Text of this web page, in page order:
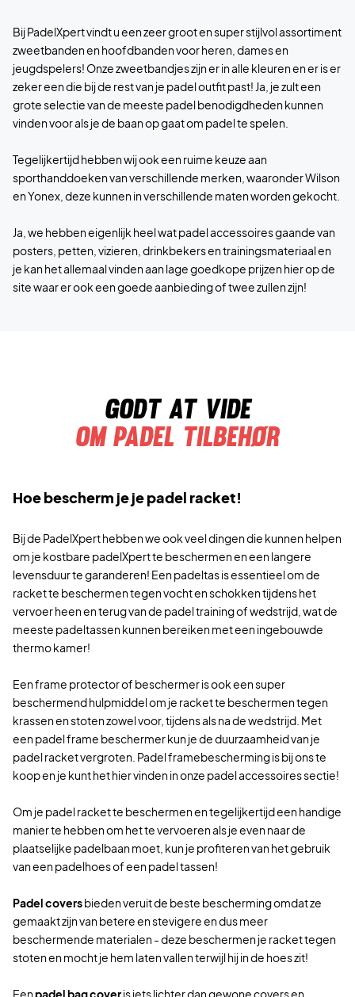
Bij PadelXpert vindt u een zeer groot en super stijlvol assortiment
zweetbanden en hoofdbanden voor heren, dames en
jeugdspelers! Onze zweetbandjes zijn er in alle kleuren en er is er
zeker een die bij de rest van je padel outfit past! Ja, je zult een
grote selectie van de meeste padel benodigdheden kunnen
vinden voor als je de baan op gaat om padel te spelen.
Tegelijkertijd hebben wij ook een ruime keuze aan
sporthanddoeken van verschillende merken, waaronder Wilson
en Yonex, deze kunnen in verschillende maten worden gekocht.
Ja, we hebben eigenlijk heel wat padel accessoires gaande van
posters, petten, vizieren, drinkbekers en trainingsmateriaal en
je kan het allemaal vinden aan lage goedkope prijzen hier op de
site waar er ook een goede aanbieding of twee zullen zijn!
Godt at vide
Om padel tilbehør
Hoe bescherm je je padel racket!
Bij de PadelXpert hebben we ook veel dingen die kunnen helpen
om je kostbare padelXpert te beschermen en een langere
levensduur te garanderen! Een padeltas is essentieel om de
racket te beschermen tegen vocht en schokken tijdens het
vervoer heen en terug van de padel training of wedstrijd, wat de
meeste padeltassen kunnen bereiken met een ingebouwde
thermo kamer!
Een frame protector of beschermer is ook een super
beschermend hulpmiddel om je racket te beschermen tegen
krassen en stoten zowel voor, tijdens als na de wedstrijd. Met
een padel frame beschermer kun je de duurzaamheid van je
padel racket vergroten. Padel framebescherming is bij ons te
koop en je kunt het hier vinden in onze padel accessoires sectie!
Om je padel racket te beschermen en tegelijkertijd een handige
manier te hebben om het te vervoeren als je even naar de
plaatselijke padelbaan moet, kun je profiteren van het gebruik
van een padelhoes of een padel tassen!
Padel coversbieden veruit de beste bescherming omdat ze
gemaakt zijn van betere en stevigere en dus meer
beschermende materialen - deze beschermen je racket tegen
stoten en mocht je hem laten vallen terwijl hij in de hoes zit!
Eenpadel bag coveris iets lichter dan gewone covers en